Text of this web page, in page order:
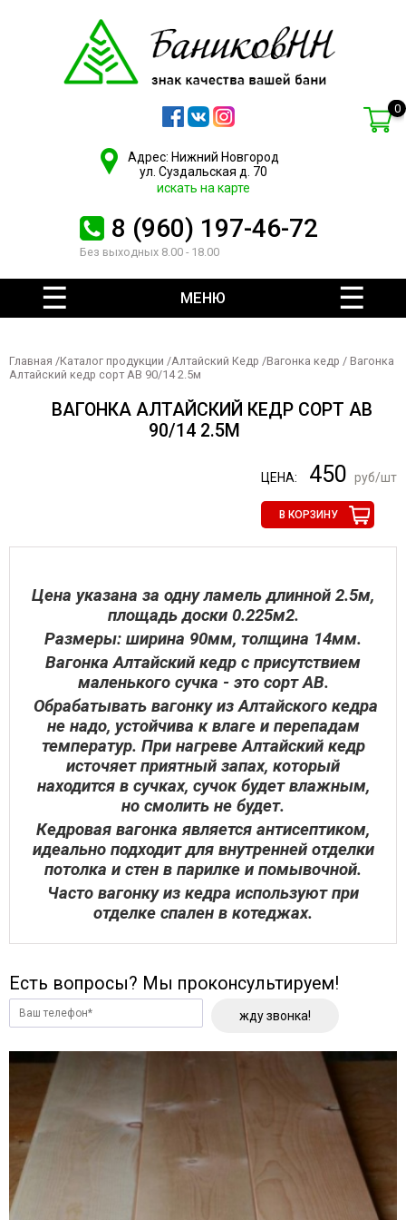
Адрес: Нижний Новгород
ул. Суздальская д. 70
искать на карте
8 (960) 197-46-72
Без выходных 8.00 - 18.00
0
МЕНЮ
Главная /Каталог продукции /Алтайский Кедр /Вагонка кедр / Вагонка
Алтайский кедр сорт АВ 90/14 2.5м
ВАГОНКА АЛТАЙСКИЙ КЕДР СОРТ АВ
90/14 2.5М
ЦЕНА: 450 руб/шт
В КОРЗИНУ
Цена указана за одну ламель длинной 2.5м,
площадь доски 0.225м2.
Размеры: ширина 90мм, толщина 14мм.
Вагонка Алтайский кедр с присутствием
маленького сучка - это сорт АВ.
Обрабатывать вагонку из Алтайского кедра
не надо, устойчива к влаге и перепадам
температур. При нагреве Алтайский кедр
источяет приятный запах, который
находится в сучках, сучок будет влажным,
но смолить не будет.
Кедровая вагонка является антисептиком,
идеально подходит для внутренней отделки
потолка и стен в парилке и помывочной.
Часто вагонку из кедра используют при
отделке спален в котеджах.
Есть вопросы? Мы проконсультируем!
жду звонка!